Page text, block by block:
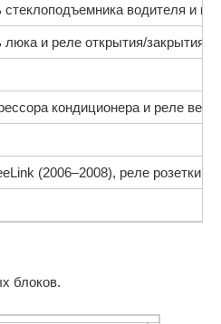
стеклоподъемника водителя и
люка и реле открытия/закрытия
кондиционера и реле
(2006–2008), реле розетки
блоков.